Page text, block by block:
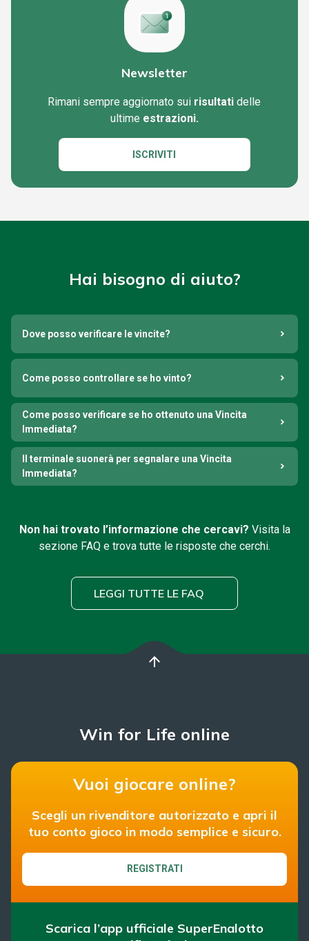
Newsletter
Rimani sempre aggiornato sui risultati delle
ultime estrazioni.
ISCRIVITI
Hai bisogno di aiuto?
Dove posso verificare le vincite?
Come posso controllare se ho vinto?
Come posso verificare se ho ottenuto una Vincita
Immediata?
Il terminale suonerà per segnalare una Vincita
Immediata?
Non hai trovato l’informazione che cercavi? Visita la
sezione FAQ e trova tutte le risposte che cerchi.
LEGGI TUTTE LE FAQ
arrow_upward
Win for Life online
Vuoi giocare online?
Scegli un rivenditore autorizzato e apri il
tuo conto gioco in modo semplice e sicuro.
REGISTRATI
Scarica l’app ufficiale SuperEnalotto